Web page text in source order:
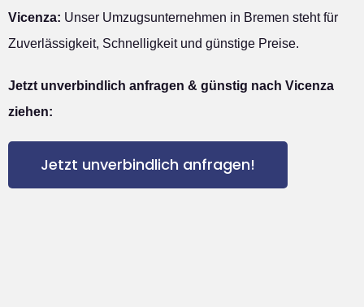
Vicenza: Unser Umzugsunternehmen in Bremen steht für
Zuverlässigkeit, Schnelligkeit und günstige Preise.
Jetzt unverbindlich anfragen & günstig nach Vicenza
ziehen:
Jetzt unverbindlich anfragen!